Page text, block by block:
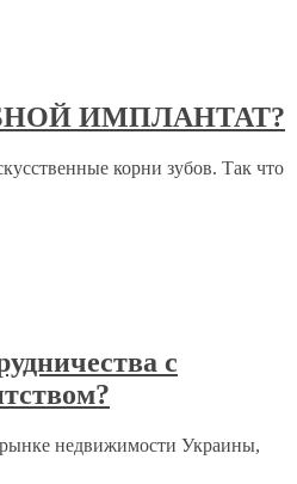
ИМПЛАНТАТ?
корни зубов. Так что
с
недвижимости Украины,